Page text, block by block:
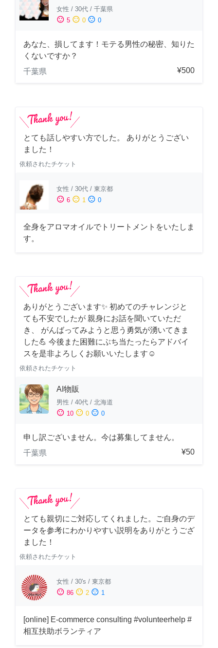
女性 / 30代 / 千葉県
sentiment_satisfied 5 sentiment_neutral 0 sentiment_dissatisfied 0
あなた、損してます！モテる男性の秘密、知りた
くないですか？
千葉県
¥500
とても話しやすい方でした。 ありがとうござい
ました！
依頼されたチケット
女性 / 30代 / 東京都
sentiment_satisfied 6 sentiment_neutral 1 sentiment_dissatisfied 0
全身をアロマオイルでトリートメントをいたしま
す。
ありがとうございます✨ 初めてのチャレンジと
ても不安でしたが 親身にお話を聞いていただ
き、 がんばってみようと思う勇気が湧いてきま
した💪 今後また困難にぶち当たったらアドバイ
スを是非よろしくお願いいたします☺️
依頼されたチケット
AI物販
男性 / 40代 / 北海道
sentiment_satisfied 10 sentiment_neutral 0 sentiment_dissatisfied 0
申し訳ございません。今は募集してません。
千葉県
¥50
とても親切にご対応してくれました。ご自身のデ
ータを参考にわかりやすい説明をありがとうござ
ました！
依頼されたチケット
女性 / 30's / 東京都
sentiment_satisfied 86 sentiment_neutral 2 sentiment_dissatisfied 1
[online] E-commerce consulting #volunteerhelp #
相互扶助ボランティア